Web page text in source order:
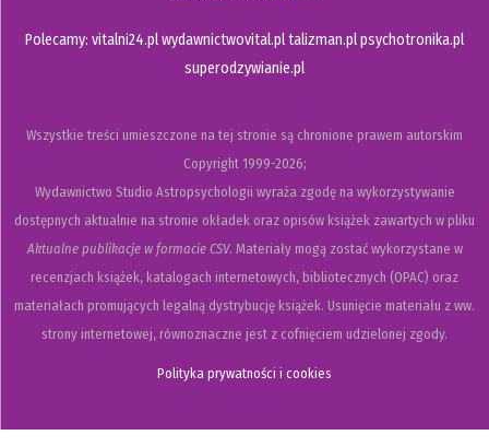
Polecamy: vitalni24.plwydawnictwovital.pltalizman.plpsychotronika.pl
superodzywianie.pl
Wszystkie treści umieszczone na tej stronie są chronione prawem autorskim
Copyright1999-2026;
Wydawnictwo Studio Astropsychologii wyraża zgodę na wykorzystywanie
dostępnych aktualnie na stronie okładek oraz opisów książek zawartych w pliku
Aktualne publikacje w formacie CSV. Materiały mogą zostać wykorzystane w
recenzjach książek, katalogach internetowych, bibliotecznych (OPAC) oraz
materiałach promujących legalną dystrybucję książek. Usunięcie materiału z ww.
strony internetowej, równoznaczne jest z cofnięciem udzielonej zgody.
Polityka prywatności i cookies